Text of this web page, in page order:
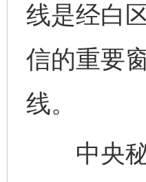
线是经白
信的重要
线。
中央秘